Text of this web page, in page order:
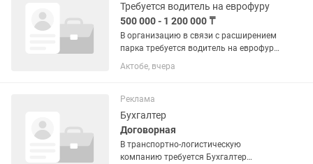
Требуется водитель на еврофуру
500 000 - 1 200 000 ₸
В организацию в связи с расширением
парка требуется водитель на еврофуру
(автопарк обновленный) с кат. СЕ, для
осуществления грузоперевозки по
Заработная плата от 500...
Актобе, вчера
Реклама
Бухгалтер
Договорная
В транспортно-логистическую
компанию требуется Бухгалтер